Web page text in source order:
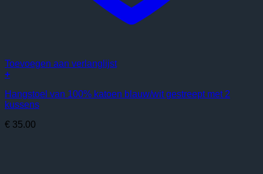
Toevoegen aan verlanglijst
+
Hangstoel van 100% katoen blauw/wit gestreept met 2
kussens
€ 35.00